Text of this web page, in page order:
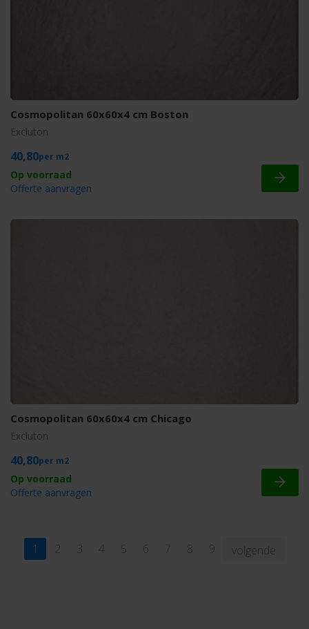
Cosmopolitan 60x60x4 cm Boston
Excluton
40,80 m2
Offerte aanvragen
Cosmopolitan 60x60x4 cm Chicago
Excluton
40,80 m2
Offerte aanvragen
1 2 3 4 5 6 7 8 9 volgende